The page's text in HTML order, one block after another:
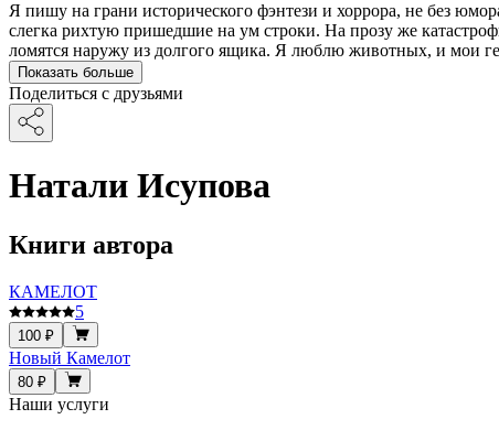
Я пишу на грани исторического фэнтези и хоррора, не без
слегка рихтую пришедшие на ум строки. На прозу же
ломятся наружу из долгого ящика. Я люблю животных, и мои
Показать больше
Поделиться с друзьями
Натали Исупова
Книги автора
КАМЕЛОТ
5
100 ₽
Новый Камелот
80 ₽
Наши услуги